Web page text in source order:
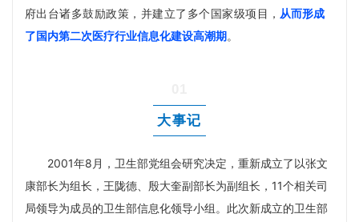
府出台诸多鼓励政策，并建立了多个国家级项目， 从而形成
了国内第二次医疗行业信息化建设高潮期。
大事记
2001年8月，卫生部党组会研究决定，重新成立了以张文
康部长为组长，王陇德、殷大奎副部长为副组长，11个相关司
局领导为成员的卫生部信息化领导小组。此次新成立的卫生部